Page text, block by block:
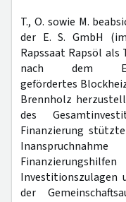
T., O. sowie M.
der E. S. GmbH
Rapssaat Rapsöl
nach dem
gefördertes
Brennholz
des
Finanzierung
Investitionszulagen
der